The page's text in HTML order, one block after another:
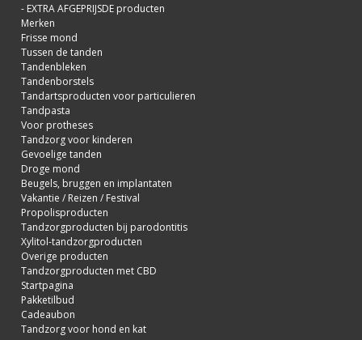
- EXTRA AFGEPRIJSDE producten
Merken
Frisse mond
Tussen de tanden
Tandenbleken
Tandenborstels
Tandartsproducten voor particulieren
Tandpasta
Voor protheses
Tandzorg voor kinderen
Gevoelige tanden
Droge mond
Beugels, bruggen en implantaten
Vakantie / Reizen / Festival
Propolisproducten
Tandzorgproducten bij parodontitis
Xylitol-tandzorgproducten
Overige producten
Tandzorgproducten met CBD
Startpagina
Pakketilbud
Cadeaubon
Tandzorg voor hond en kat